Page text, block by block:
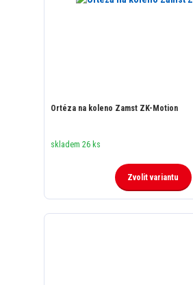
Ortéza na koleno Zamst ZK-Motion
skladem 26 ks
Zvolit variantu